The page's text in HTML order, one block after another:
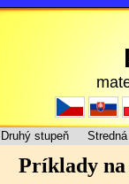
Druhý stupeň
Príklady na